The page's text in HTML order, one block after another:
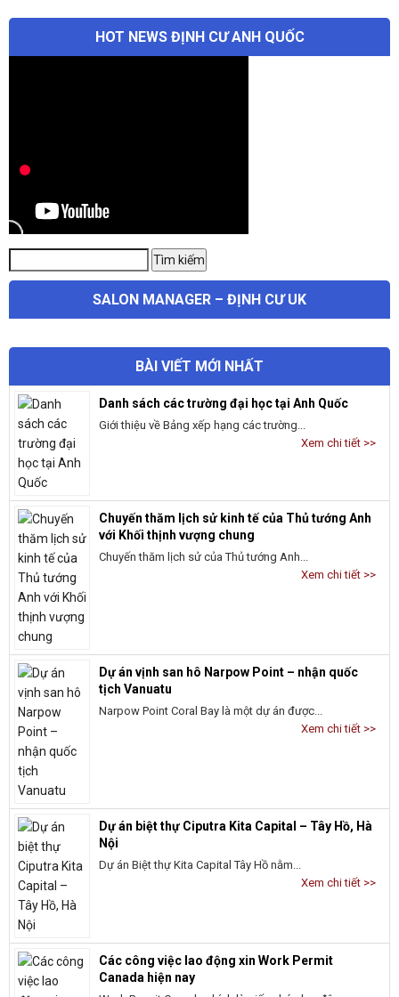
HOT NEWS ĐỊNH CƯ ANH QUỐC
Tìm kiếm
SALON MANAGER – ĐỊNH CƯ UK
BÀI VIẾT MỚI NHẤT
Danh sách các trường đại học tại Anh Quốc
Giới thiệu về Bảng xếp hạng các trường...
Xem chi tiết >>
Chuyến thăm lịch sử kinh tế của Thủ tướng Anh
với Khối thịnh vượng chung
Chuyến thăm lịch sử của Thủ tướng Anh...
Xem chi tiết >>
Dự án vịnh san hô Narpow Point – nhận quốc
tịch Vanuatu
Narpow Point Coral Bay là một dự án được...
Xem chi tiết >>
Dự án biệt thự Ciputra Kita Capital – Tây Hồ, Hà
Nội
Dự án Biệt thự Kita Capital Tây Hồ nằm...
Xem chi tiết >>
Các công việc lao động xin Work Permit
Canada hiện nay